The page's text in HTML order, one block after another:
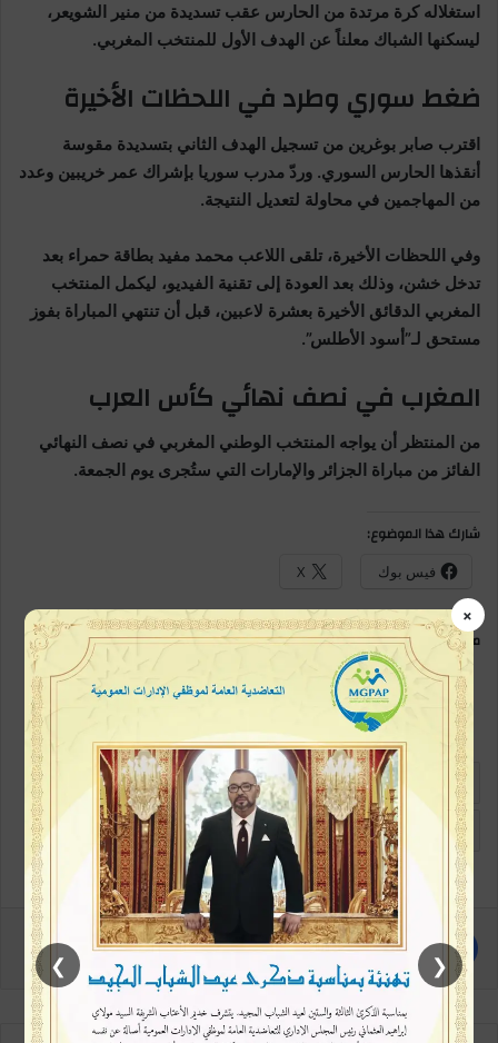
استغلاله كرة مرتدة من الحارس عقب تسديدة من منير الشويعر،
ليسكنها الشباك معلناً عن الهدف الأول للمنتخب المغربي.
ضغط سوري وطرد في اللحظات الأخيرة
اقترب صابر بوغرين من تسجيل الهدف الثاني بتسديدة مقوسة
أنقذها الحارس السوري. وردّ مدرب سوريا بإشراك عمر خريبين وعدد
من المهاجمين في محاولة لتعديل النتيجة.
وفي اللحظات الأخيرة، تلقى اللاعب محمد مفيد بطاقة حمراء بعد
تدخل خشن، وذلك بعد العودة إلى تقنية الفيديو، ليكمل المنتخب
المغربي الدقائق الأخيرة بعشرة لاعبين، قبل أن تنتهي المباراة بفوز
مستحق لـ”أسود الأطلس”.
المغرب في نصف نهائي كأس العرب
من المنتظر أن يواجه المنتخب الوطني المغربي في نصف النهائي
الفائز من مباراة الجزائر والإمارات التي ستُجرى يوم الجمعة.
شارك هذا الموضوع:
فيس بوك X
معجب بهذه:
المنتخب السوري المنتخب المغربي سوريا
كاس العرب
×
❮
❯